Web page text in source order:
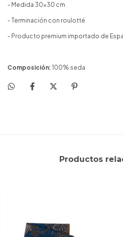
- Medida 30x30 cm
- Terminación con roulotté
- Producto premium importado de
Composición: 100% seda
Productos